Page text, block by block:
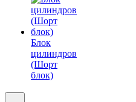
Блок
цилиндров
(Шорт
блок)